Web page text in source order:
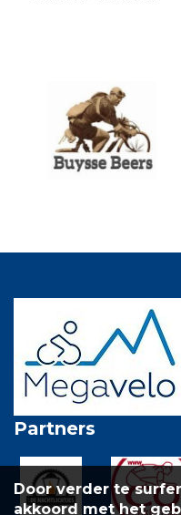
Partners
Door verder te
akkoord met het